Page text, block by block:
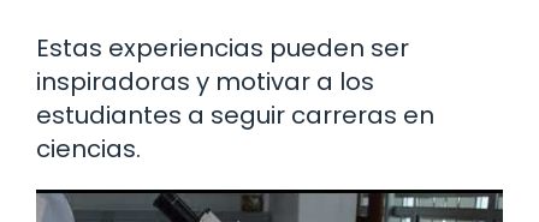
Estas experiencias pueden ser
inspiradoras y motivar a los
estudiantes a seguir carreras en
ciencias.